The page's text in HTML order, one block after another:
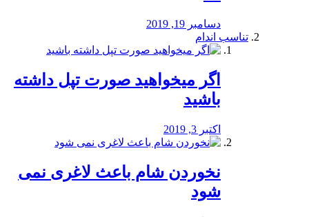
دسامبر 19, 2019
تناسب اندام
اگر میخواهید صورت تپل داشته
باشید
اکتبر 3, 2019
نخوردن شام باعث لاغری نمی
‌شود